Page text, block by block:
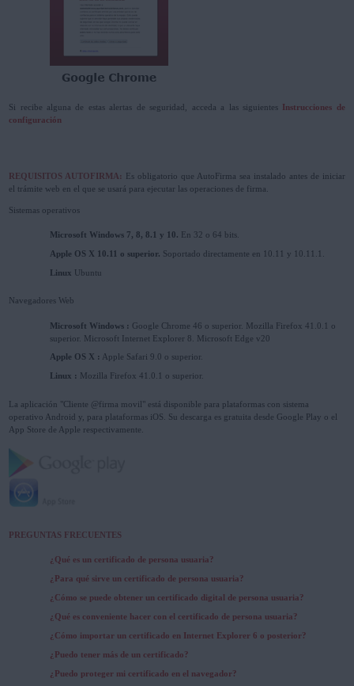
Si recibe alguna de estas alertas de seguridad, acceda a las siguientes Instrucciones de
configuración
REQUISITOS AUTOFIRMA: Es obligatorio que AutoFirma sea instalado antes de iniciar
el trámite web en el que se usará para ejecutar las operaciones de firma.
Sistemas operativos
Microsoft Windows 7, 8, 8.1 y 10. En 32 o 64 bits.
Apple OS X 10.11 o superior. Soportado directamente en 10.11 y 10.11.1.
Linux Ubuntu
Navegadores Web
Microsoft Windows : Google Chrome 46 o superior. Mozilla Firefox 41.0.1 o
superior. Microsoft Internet Explorer 8. Microsoft Edge v20
Apple OS X : Apple Safari 9.0 o superior.
Linux : Mozilla Firefox 41.0.1 o superior.
La aplicación "Cliente @firma movil" está disponible para plataformas con sistema
operativo Android y, para plataformas iOS. Su descarga es gratuita desde Google Play o el
App Store de Apple respectivamente.
PREGUNTAS FRECUENTES
¿Qué es un certificado de persona usuaria?
¿Para qué sirve un certificado de persona usuaria?
¿Cómo se puede obtener un certificado digital de persona usuaria?
¿Qué es conveniente hacer con el certificado de persona usuaria?
¿Cómo importar un certificado en Internet Explorer 6 o posterior?
¿Puedo tener más de un certificado?
¿Puedo proteger mi certificado en el navegador?